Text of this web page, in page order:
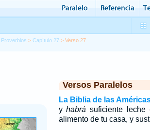
Proverbios >Capítulo 27 > Verso 27
Versos Paralelos
La Biblia de las
yhabrá suficiente leche
alimento de tu casa, y